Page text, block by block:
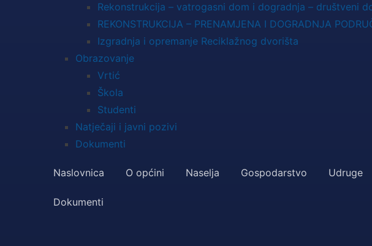
Rekonstrukcija – vatrogasni dom i dogradnja – društveni
REKONSTRUKCIJA – PRENAMJENA I DOGRADNJA
Izgradnja i opremanje Reciklažnog dvorišta
Obrazovanje
Vrtić
Škola
Studenti
Natječaji i javni pozivi
Dokumenti
Naslovnica O općini Naselja Gospodarstvo Udruge
Dokumenti